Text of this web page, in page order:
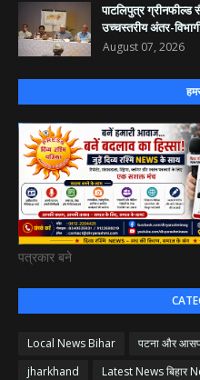
पाटलिपुत्र
उच्चस्तरीय अंतर-
August 07, 2026
पत्रकार बने
Local News Bihar पटना और
jharkhand
Latest News बिहार